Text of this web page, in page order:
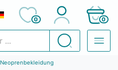
Suchen
0 0
Neoprenbekleidung